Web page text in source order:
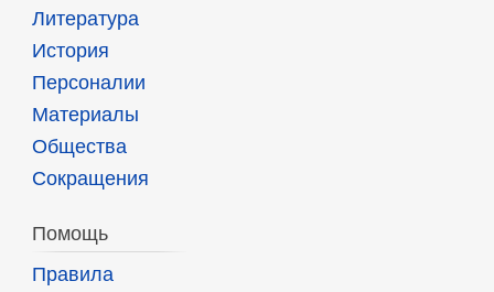
Литература
История
Персоналии
Материалы
Общества
Сокращения
Помощь
Правила